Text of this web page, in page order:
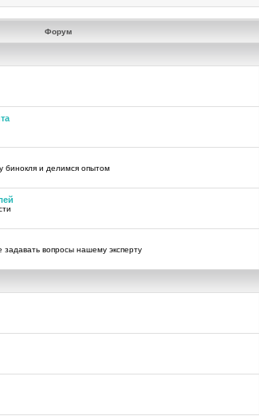
Форум
бинокля и делимся опытом
вопросы нашему эксперту